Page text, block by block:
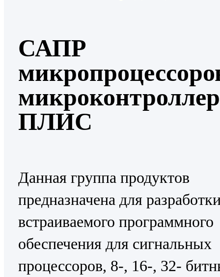
САПР
ПЛИС
Данная группа продуктов
предназначена для
встраиваемого программного
обеспечения для сигнальных
процессоров, 8-, 16-, 32-